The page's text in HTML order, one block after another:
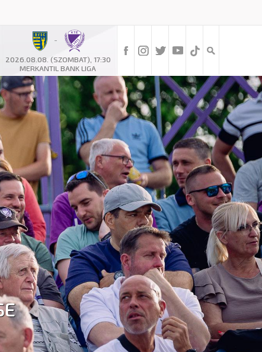
-
2026.08.08. (SZOMBAT), 17:30
MERKANTIL BANK LIGA